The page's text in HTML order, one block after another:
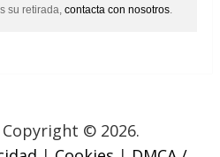
su retirada,contacta con nosotros.
Copyright © 2026.